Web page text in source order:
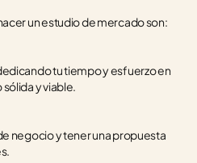
un estudio de mercado son:
tu tiempo y esfuerzo en
y viable.
negocio y tener una propuesta